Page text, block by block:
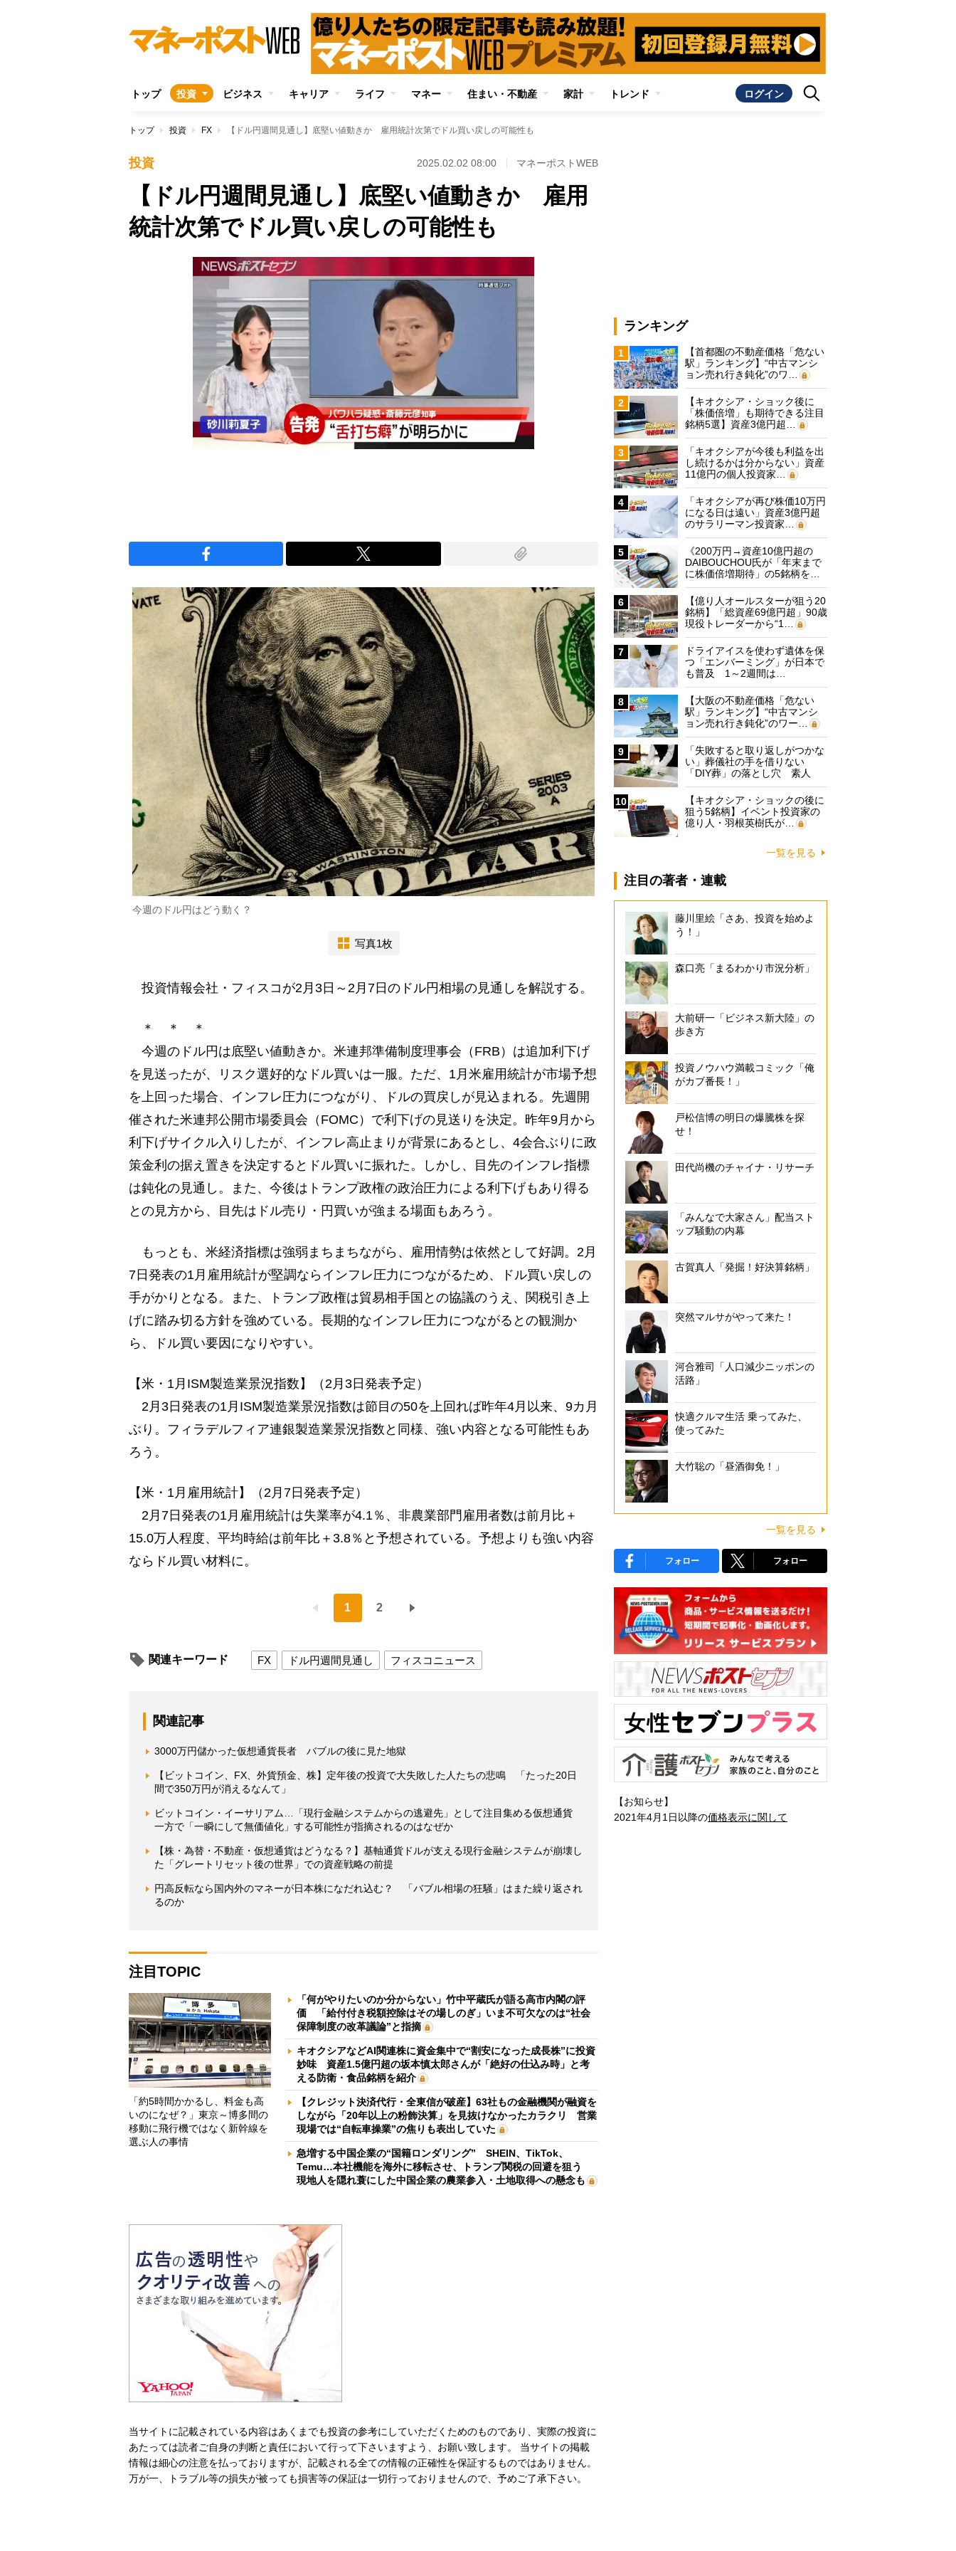
トップ 投資 ビジネス キャリア ライフ マネー 住まい・不動産 家計 トレンド ログイン
トップ 投資 FX 【ドル円週間見通し】底堅い値動きか 雇用統計次第でドル買い戻しの可能性も
投資 2025.02.02 08:00 マネーポストWEB
【ドル円週間見通し】底堅い値動きか 雇用
統計次第でドル買い戻しの可能性も
今週のドル円はどう動く？
写真1枚
投資情報会社・フィスコが2月3日～2月7日のドル円相場の見通しを解説する。
＊ ＊ ＊
今週のドル円は底堅い値動きか。米連邦準備制度理事会（FRB）は追加利下げ
を見送ったが、リスク選好的なドル買いは一服。ただ、1月米雇用統計が市場予想
を上回った場合、インフレ圧力につながり、ドルの買戻しが見込まれる。先週開
催された米連邦公開市場委員会（FOMC）で利下げの見送りを決定。昨年9月から
利下げサイクル入りしたが、インフレ高止まりが背景にあるとし、4会合ぶりに政
策金利の据え置きを決定するとドル買いに振れた。しかし、目先のインフレ指標
は鈍化の見通し。また、今後はトランプ政権の政治圧力による利下げもあり得る
との見方から、目先はドル売り・円買いが強まる場面もあろう。
もっとも、米経済指標は強弱まちまちながら、雇用情勢は依然として好調。2月
7日発表の1月雇用統計が堅調ならインフレ圧力につながるため、ドル買い戻しの
手がかりとなる。また、トランプ政権は貿易相手国との協議のうえ、関税引き上
げに踏み切る方針を強めている。長期的なインフレ圧力につながるとの観測か
ら、ドル買い要因になりやすい。
【米・1月ISM製造業景況指数】（2月3日発表予定）
2月3日発表の1月ISM製造業景況指数は節目の50を上回れば昨年4月以来、9カ月
ぶり。フィラデルフィア連銀製造業景況指数と同様、強い内容となる可能性もあ
ろう。
【米・1月雇用統計】（2月7日発表予定）
2月7日発表の1月雇用統計は失業率が4.1％、非農業部門雇用者数は前月比＋
15.0万人程度、平均時給は前年比＋3.8％と予想されている。予想よりも強い内容
ならドル買い材料に。
1 2
関連キーワード FX ドル円週間見通し フィスコニュース
関連記事
3000万円儲かった仮想通貨長者 バブルの後に見た地獄
【ビットコイン、FX、外貨預金、株】定年後の投資で大失敗した人たちの悲鳴 「たった20日
間で350万円が消えるなんて」
ビットコイン・イーサリアム…「現行金融システムからの逃避先」として注目集める仮想通貨
一方で「一瞬にして無価値化」する可能性が指摘されるのはなぜか
【株・為替・不動産・仮想通貨はどうなる？】基軸通貨ドルが支える現行金融システムが崩壊し
た「グレートリセット後の世界」での資産戦略の前提
円高反転なら国内外のマネーが日本株になだれ込む？ 「バブル相場の狂騒」はまた繰り返され
るのか
注目TOPIC
「約5時間かかるし、料金も高
いのになぜ？」東京～博多間の
移動に飛行機ではなく新幹線を
選ぶ人の事情
「何がやりたいのか分からない」竹中平蔵氏が語る高市内閣の評
価 「給付付き税額控除はその場しのぎ」いま不可欠なのは“社会
保障制度の改革議論”と指摘
キオクシアなどAI関連株に資金集中で“割安になった成長株”に投資
妙味 資産1.5億円超の坂本慎太郎さんが「絶好の仕込み時」と考
える防衛・食品銘柄を紹介
【クレジット決済代行・全東信が破産】63社もの金融機関が融資を
しながら「20年以上の粉飾決算」を見抜けなかったカラクリ 営業
現場では“自転車操業”の焦りも表出していた
急増する中国企業の“国籍ロンダリング” SHEIN、TikTok、
Temu…本社機能を海外に移転させ、トランプ関税の回避を狙う
現地人を隠れ蓑にした中国企業の農業参入・土地取得への懸念も
当サイトに記載されている内容はあくまでも投資の参考にしていただくためのものであり、実際の投資に
あたっては読者ご自身の判断と責任において行って下さいますよう、お願い致します。 当サイトの掲載
情報は細心の注意を払っておりますが、記載される全ての情報の正確性を保証するものではありません。
万が一、トラブル等の損失が被っても損害等の保証は一切行っておりませんので、予めご了承下さい。
ランキング
1
【首都圏の不動産価格「危ない
駅」ランキング】“中古マンシ
ョン売れ行き鈍化”のワ…
2
【キオクシア・ショック後に
「株価倍増」も期待できる注目
銘柄5選】資産3億円超…
3
「キオクシアが今後も利益を出
し続けるかは分からない」資産
11億円の個人投資家…
4
「キオクシアが再び株価10万円
になる日は遠い」資産3億円超
のサラリーマン投資家…
5
《200万円→資産10億円超の
DAIBOUCHOU氏が「年末まで
に株価倍増期待」の5銘柄を…
6
【億り人オールスターが狙う20
銘柄】「総資産69億円超」90歳
現役トレーダーから“1…
7
ドライアイスを使わず遺体を保
つ「エンバーミング」が日本で
も普及 1～2週間は…
8
【大阪の不動産価格「危ない
駅」ランキング】“中古マンシ
ョン売れ行き鈍化”のワー…
9
「失敗すると取り返しがつかな
い」葬儀社の手を借りない
「DIY葬」の落とし穴 素人
に…
10
【キオクシア・ショックの後に
狙う5銘柄】イベント投資家の
億り人・羽根英樹氏が…
一覧を見る
注目の著者・連載
藤川里絵「さあ、投資を始めよ
う！」
森口亮「まるわかり市況分析」
大前研一「ビジネス新大陸」の
歩き方
投資ノウハウ満載コミック「俺
がカブ番長！」
戸松信博の明日の爆騰株を探
せ！
田代尚機のチャイナ・リサーチ
「みんなで大家さん」配当スト
ップ騒動の内幕
古賀真人「発掘！好決算銘柄」
突然マルサがやって来た！
河合雅司「人口減少ニッポンの
活路」
快適クルマ生活 乗ってみた、
使ってみた
大竹聡の「昼酒御免！」
一覧を見る
フォロー フォロー
【お知らせ】
2021年4月1日以降の価格表示に関して